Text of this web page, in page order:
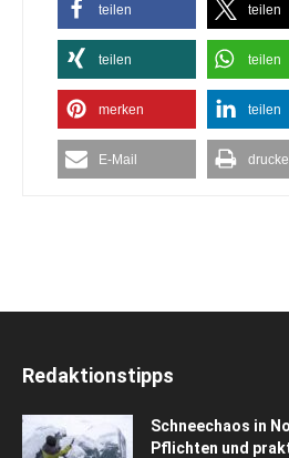
teilen teilen
teilen teilen
merken teilen
E-Mail
Redaktionstipps
Schneechaos in
Pflichten und